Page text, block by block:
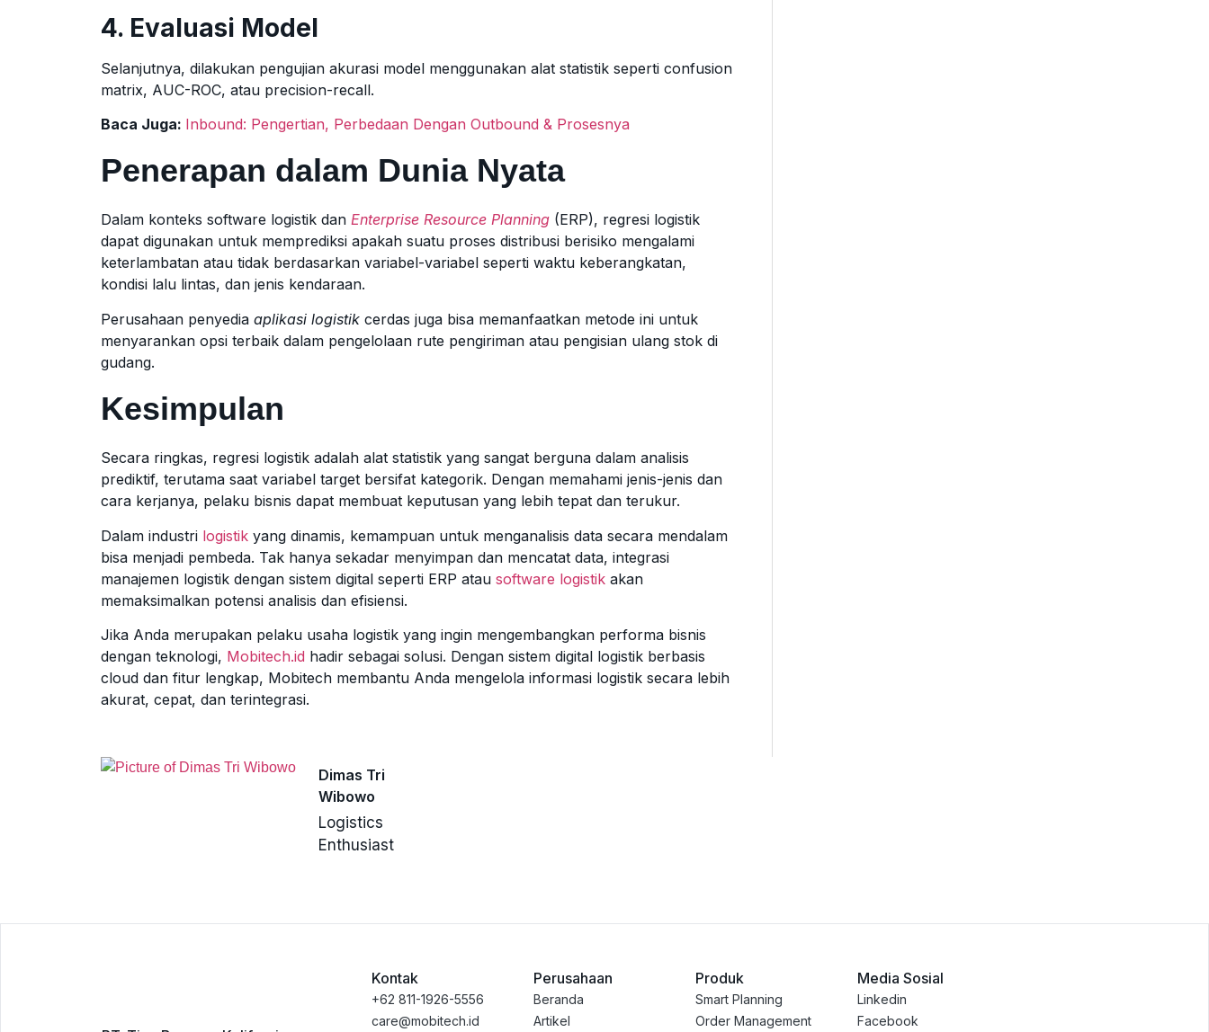
4. Evaluasi Model
Selanjutnya, dilakukan pengujian akurasi model menggunakan alat statistik seperti confusion
matrix, AUC-ROC, atau precision-recall.
Baca Juga: Inbound: Pengertian, Perbedaan Dengan Outbound & Prosesnya
Penerapan dalam Dunia Nyata
Dalam konteks software logistik dan Enterprise Resource Planning (ERP), regresi logistik
dapat digunakan untuk memprediksi apakah suatu proses distribusi berisiko mengalami
keterlambatan atau tidak berdasarkan variabel-variabel seperti waktu keberangkatan,
kondisi lalu lintas, dan jenis kendaraan.
Perusahaan penyedia aplikasi logistik cerdas juga bisa memanfaatkan metode ini untuk
menyarankan opsi terbaik dalam pengelolaan rute pengiriman atau pengisian ulang stok di
gudang.
Kesimpulan
Secara ringkas, regresi logistik adalah alat statistik yang sangat berguna dalam analisis
prediktif, terutama saat variabel target bersifat kategorik. Dengan memahami jenis-jenis dan
cara kerjanya, pelaku bisnis dapat membuat keputusan yang lebih tepat dan terukur.
Dalam industri logistik yang dinamis, kemampuan untuk menganalisis data secara mendalam
bisa menjadi pembeda. Tak hanya sekadar menyimpan dan mencatat data, integrasi
manajemen logistik dengan sistem digital seperti ERP atau software logistik akan
memaksimalkan potensi analisis dan efisiensi.
Jika Anda merupakan pelaku usaha logistik yang ingin mengembangkan performa bisnis
dengan teknologi, Mobitech.id hadir sebagai solusi. Dengan sistem digital logistik berbasis
cloud dan fitur lengkap, Mobitech membantu Anda mengelola informasi logistik secara lebih
akurat, cepat, dan terintegrasi.
Dimas Tri
Wibowo
Logistics
Enthusiast
Kontak
+62 811-1926-5556
care@mobitech.id
Perusahaan
Beranda
Artikel
Produk
Smart Planning
Order Management
Media Sosial
Linkedin
Facebook